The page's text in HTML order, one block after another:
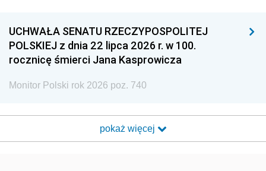
UCHWAŁA SENATU RZECZYPOSPOLITEJ
POLSKIEJ z dnia 22 lipca 2026 r. w 100.
rocznicę śmierci Jana Kasprowicza
Monitor Polski rok 2026 poz. 740
pokaż więcej